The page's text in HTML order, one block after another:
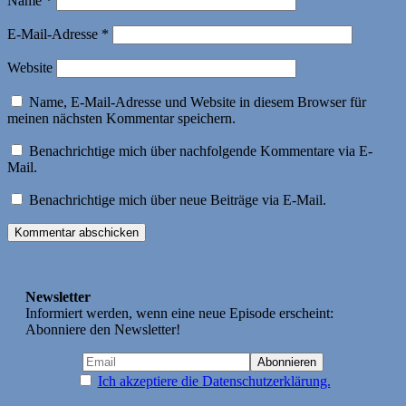
E-Mail-Adresse *
Website
Name, E-Mail-Adresse und Website in diesem Browser für
meinen nächsten Kommentar speichern.
Benachrichtige mich über nachfolgende Kommentare via E-
Mail.
Benachrichtige mich über neue Beiträge via E-Mail.
Newsletter
Informiert werden, wenn eine neue Episode erscheint:
Abonniere den Newsletter!
Ich akzeptiere die Datenschutzerklärung.